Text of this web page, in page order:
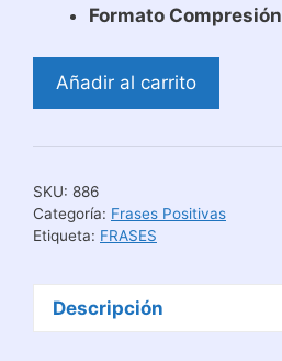
Formato Compresión
Plantillas
Mariposas
Libélulas
cantidad
Añadir al carrito
SKU: 886
Categoría: Frases Positivas
Etiqueta: FRASES
Descripción